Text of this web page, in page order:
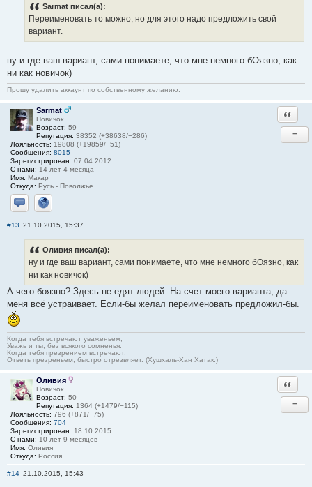
Sarmat писал(а):
Переименовать то можно, но для этого надо предложить свой
вариант.
ну и где ваш вариант, сами понимаете, что мне немного бОязно, как
ни как новичок)
Прошу удалить аккаунт по собственному желанию.
Sarmat
Новичок
Возраст: 59
Репутация: 38352 (+38638/−286)
Лояльность: 19808 (+19859/−51)
Сообщения: 8015
Зарегистрирован: 07.04.2012
С нами: 14 лет 4 месяца
Имя: Макар
Откуда: Русь - Поволжье
Отправить личное сообщение
Сайт
−
#13 21.10.2015, 15:37
Оливия писал(а):
ну и где ваш вариант, сами понимаете, что мне немного бОязно, как
ни как новичок)
А чего боязно? Здесь не едят людей. На счет моего варианта, да
меня всё устраивает. Если-бы желал переименовать предложил-бы.
Когда тебя встречают уваженьем,
Уважь и ты, без всякого сомненья.
Когда тебя презрением встречают,
Ответь презреньем, быстро отрезвляет. (Хушхаль-Хан Хатак.)
Оливия
Новичок
Возраст: 50
Репутация: 1364 (+1479/−115)
Лояльность: 796 (+871/−75)
Сообщения: 704
Зарегистрирован: 18.10.2015
С нами: 10 лет 9 месяцев
Имя: Оливия
Откуда: Россия
−
#14 21.10.2015, 15:43